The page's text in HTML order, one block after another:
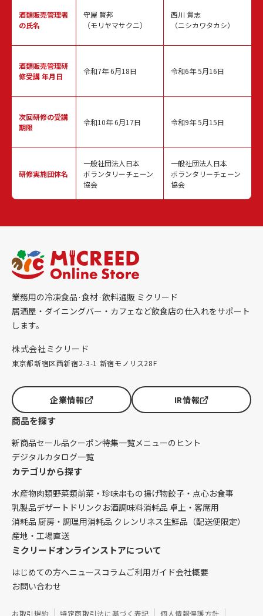
酒類販売管理者
の氏名
酒類販売管理研
修受講 年月日
次回研修の受講
期限
研修実施団体名
守屋 賢邦
（モリヤマサクニ）
令和7年 6月18日
令和10年 6月17日
一般社団法人日本
ボランタリーチェーン
協会
西川 貴志
（ニシカワタカシ）
令和6年 5月16日
令和9年 5月15日
一般社団法人日本
ボランタリーチェーン
協会
業務用の冷凍食品·食材·飲料通販 ミクリード
居酒屋・ダイニングバー・カフェなど飲食店の仕入れをサポート
します。
株式会社ミクリード
東京都新宿区西新宿2-3-1 新宿モノリス28F
企業情報 IR情報
商品を探す
新商品セール品クーポン特集一覧メニューのヒント
デジタルカタログ一覧
カテゴリから探す
水産物肉類野菜類前菜・珍味串もの揚げ物餃子・点心お食事
乳製品デザート ドリンク お酒調味料消耗品 卓上・客席用
消耗品 厨房・調理用消耗品 クレンリネス生鮮品（配送便限定）
産地・工場直送
ミクリードオンラインストアについて
はじめての方へニュースコラムご利用ガイド会社概要
お問い合わせ
お取引規約 特定商取引法に基づく表記 個人情報保護方針